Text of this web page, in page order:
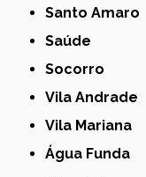
Santo Amaro
Saúde
Socorro
Vila Andrade
Vila Mariana
Água Funda